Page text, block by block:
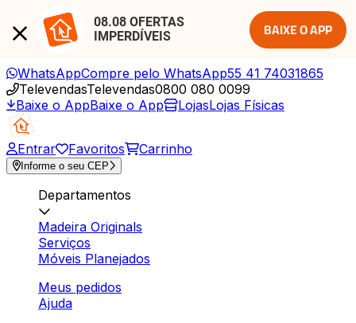
08.08 OFERTAS
IMPERDÍVEIS
BAIXE O APP
WhatsAppCompre pelo WhatsApp55 41 74031865
TelevendasTelevendas0800 080 0099
Baixe o AppBaixe o App LojasLojas Físicas
Entrar Favoritos Carrinho
Informe o seu CEP
Departamentos
Madeira Originals
Serviços
Móveis Planejados
Meus pedidos
Ajuda